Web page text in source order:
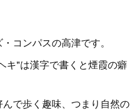
コンパスの高津です。
キ"は漢字で書くと煙霞の癖
で歩く趣味、つまり自然の